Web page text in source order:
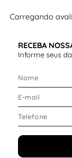
Carregando
RECEBA
Informe seus